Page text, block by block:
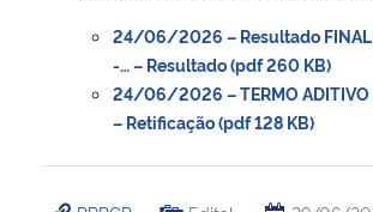
24/06/2026 – Resultado FINAL
-… – Resultado (pdf 260 KB)
24/06/2026 – TERMO
– Retificação (pdf 128 KB)